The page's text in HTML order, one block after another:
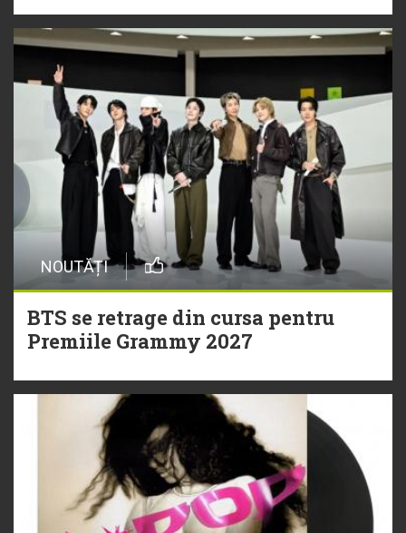
NOUTĂȚI
BTS se retrage din cursa pentru
Premiile Grammy 2027